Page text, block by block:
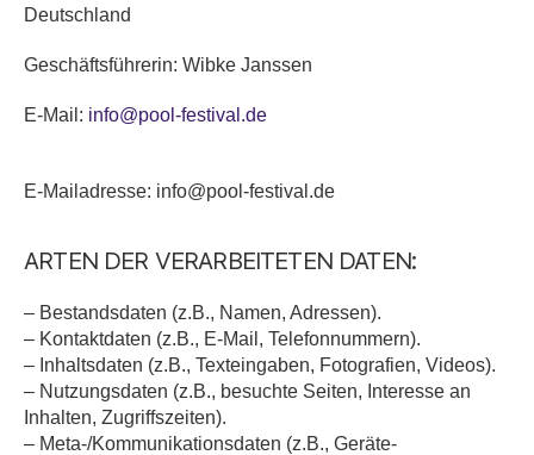
Deutschland
Geschäftsführerin: Wibke Janssen
E-Mail: info@pool-festival.de
E-Mailadresse: info@pool-festival.de
ARTEN DER VERARBEITETEN DATEN:
– Bestandsdaten (z.B., Namen, Adressen).
– Kontaktdaten (z.B., E-Mail, Telefonnummern).
– Inhaltsdaten (z.B., Texteingaben, Fotografien, Videos).
– Nutzungsdaten (z.B., besuchte Seiten, Interesse an
Inhalten, Zugriffszeiten).
– Meta-/Kommunikationsdaten (z.B., Geräte-